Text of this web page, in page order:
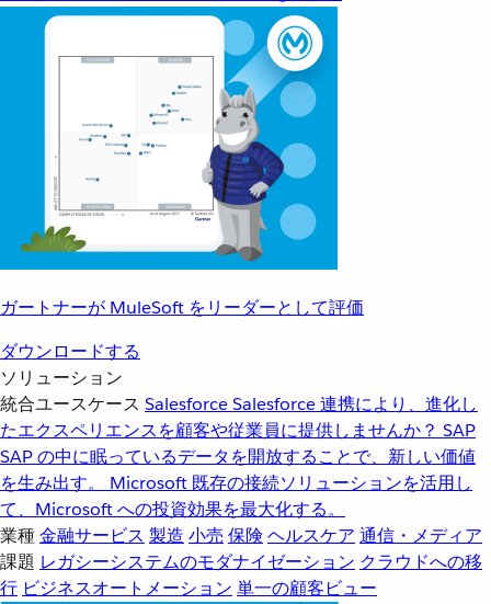
ガートナーが MuleSoft をリーダーとして評価
ダウンロードする
ソリューション
統合ユースケース SalesforceSalesforce 連携により、進化し
たエクスペリエンスを顧客や従業員に提供しませんか？ SAP
SAP の中に眠っているデータを開放することで、新しい価値
を生み出す。
Microsoft 既存の接続ソリューションを活用し
て、Microsoft への投資効果を最大化する。
業種金融サービス 製造 小売 保険 ヘルスケア 通信・メディア
課題 レガシーシステムのモダナイゼーション クラウドへの移
行 ビジネスオートメーション 単一の顧客ビュー